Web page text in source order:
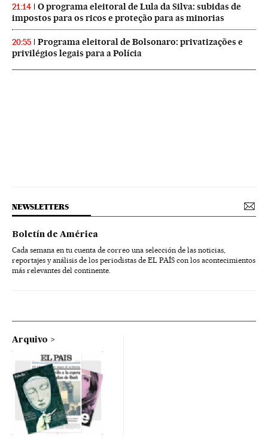
21:14
O programa eleitoral de Lula da Silva: subidas de
impostos para os ricos e proteção para as minorias
20:55
Programa eleitoral de Bolsonaro: privatizações e
privilégios legais para a Polícia
NEWSLETTERS
Boletín de América
Cada semana en tu cuenta de correo una selección de las noticias,
reportajes y análisis de los periodistas de EL PAÍS con los acontecimientos
más relevantes del continente.
Arquivo